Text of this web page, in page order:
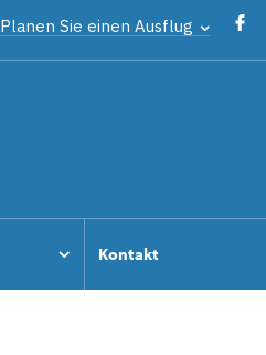
Planen Sie einen Ausflug
Kontakt